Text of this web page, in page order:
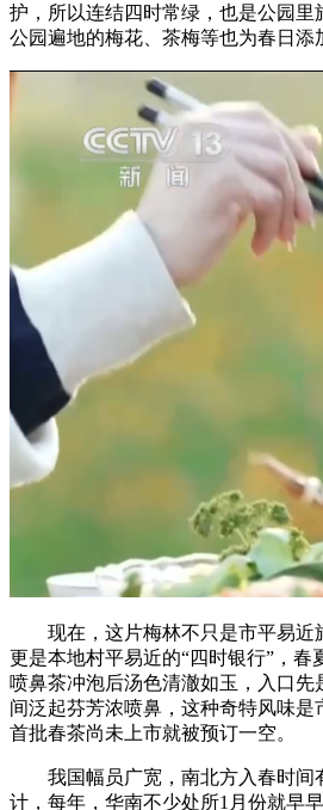
护，所以连结四时常绿，也是公园里
公园遍地的梅花、茶梅等也为春日添
现在，这片梅林不只是市平易近
更是本地村平易近的“四时银行”，春
喷鼻茶冲泡后汤色清澈如玉，入口
间泛起芬芳浓喷鼻，这种奇特风味是
首批春茶尚未上市就被预订一空。
我国幅员广宽，南北方入春时间
计，每年，华南不少处所1月份就早